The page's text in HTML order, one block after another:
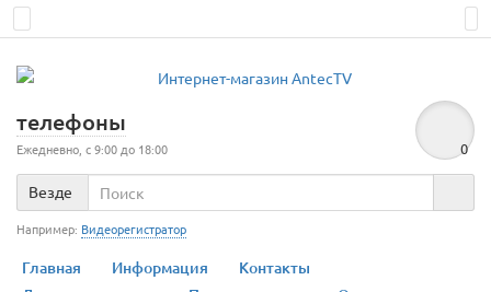
телефоны
Ежедневно, с 9:00 до 18:00 0
Везде
Например: Видеорегистратор
Главная Информация
Контакты